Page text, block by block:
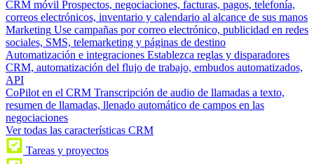
CRM móvil Prospectos, negociaciones, facturas, pagos, telefonía,
correos electrónicos, inventario y calendario al alcance de sus manos
Marketing Use campañas por correo electrónico, publicidad en redes
sociales, SMS, telemarketing y páginas de destino
Automatización e integraciones Establezca reglas y disparadores
CRM, automatización del flujo de trabajo, embudos automatizados,
API
CoPilot en el CRM Transcripción de audio de llamadas a texto,
resumen de llamadas, llenado automático de campos en las
negociaciones
Ver todas las características CRM
Tareas y proyectos